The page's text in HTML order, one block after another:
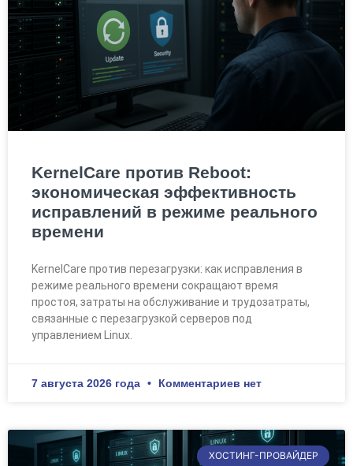
KernelCare против Reboot:
экономическая эффективность
исправлений в режиме реального
времени
KernelCare против перезагрузки: как исправления в
режиме реального времени сокращают время
простоя, затраты на обслуживание и трудозатраты,
связанные с перезагрузкой серверов под
управлением Linux.
7 августа 2026 года Комментариев нет
ХОСТИНГ-ПРОВАЙДЕР